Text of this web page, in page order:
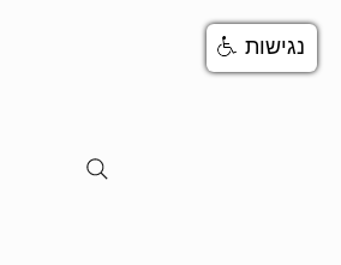
נגישות